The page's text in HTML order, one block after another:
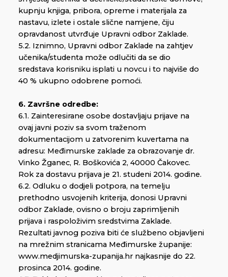
kupnju knjiga, pribora, opreme i materijala za
nastavu, izlete i ostale slične namjene, čiju
opravdanost utvrđuje Upravni odbor Zaklade.
5.2. Iznimno, Upravni odbor Zaklade na zahtjev
učenika/studenta može odlučiti da se dio
sredstava korisniku isplati u novcu i to najviše do
40 % ukupno odobrene pomoći.
6. Završne odredbe:
6.1. Zainteresirane osobe dostavljaju prijave na
ovaj javni poziv sa svom traženom
dokumentacijom u zatvorenim kuvertama na
adresu: Međimurske zaklade za obrazovanje dr.
Vinko Žganec, R. Boškovića 2, 40000 Čakovec.
Rok za dostavu prijava je 21. studeni 2014. godine.
6.2. Odluku o dodjeli potpora, na temelju
prethodno usvojenih kriterija, donosi Upravni
odbor Zaklade, ovisno o broju zaprimljenih
prijava i raspoloživim sredstvima Zaklade.
Rezultati javnog poziva biti će službeno objavljeni
na mrežnim stranicama Međimurske županije:
www.medjimurska-zupanija.hr najkasnije do 22.
prosinca 2014. godine.